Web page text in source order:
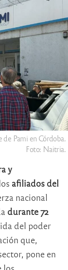
de Pami en Córdoba.
Foto: Naitria.
y
afiliados del
nacional
durante 72
del poder
que,
pone en